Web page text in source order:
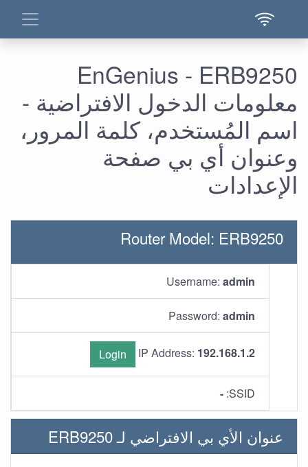
EnGenius - ERB9250
معلومات الدخول الافتراضية -
اسم المُستخدم، كلمة المرور،
وعنوان أي بي صفحة
الإعدادات
Router Model: ERB9250
Username: admin
Password: admin
IP Address: 192.168.1.2
Login
SSID:
-
عنوان الأي بي الافتراضي لـ ERB9250